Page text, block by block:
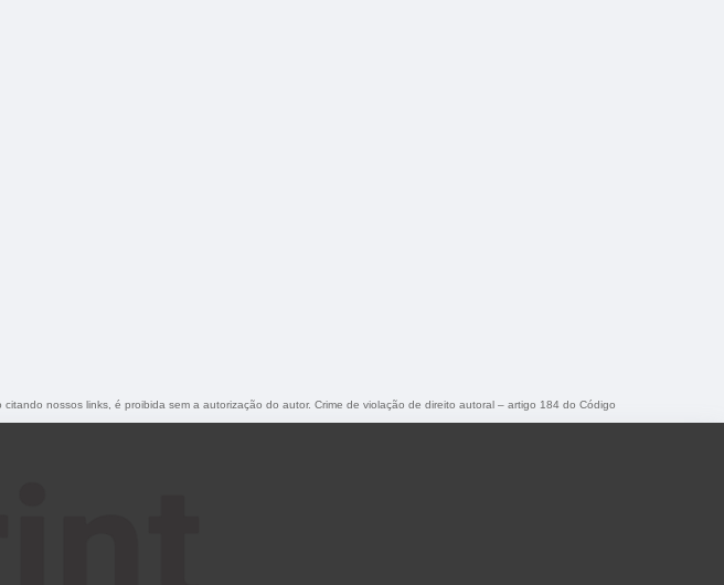
nossos links, é proibida sem a autorização do autor. Crime de violação de direito autoral – artigo 184 do Código